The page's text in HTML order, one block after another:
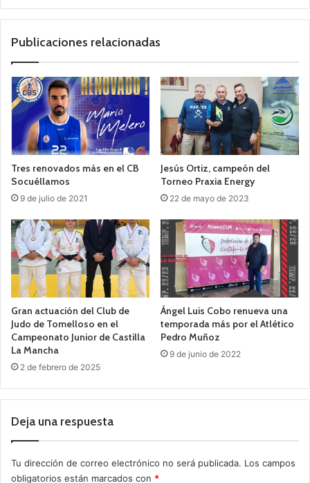
we
Publicaciones relacionadas
Tres renovados más en el CB
Socuéllamos
9 de julio de 2021
Jesús Ortiz, campeón del
Torneo Praxia Energy
22 de mayo de 2023
Gran actuación del Club de
Judo de Tomelloso en el
Campeonato Junior de Castilla
La Mancha
2 de febrero de 2025
Ángel Luis Cobo renueva una
temporada más por el Atlético
Pedro Muñoz
9 de junio de 2022
Deja una respuesta
Tu dirección de correo electrónico no será publicada. Los campos
obligatorios están marcados con *